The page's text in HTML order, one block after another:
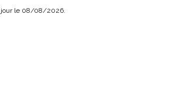
jour le 08/08/2026.